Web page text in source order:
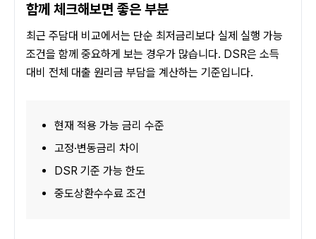
함께 체크해보면 좋은 부분
최근 주담대 비교에서는 단순 최저금리보다 실제 실행 가능
조건을 함께 중요하게 보는 경우가 많습니다. DSR은 소득
대비 전체 대출 원리금 부담을 계산하는 기준입니다.
현재 적용 가능 금리 수준
고정·변동금리 차이
DSR 기준 가능 한도
중도상환수수료 조건